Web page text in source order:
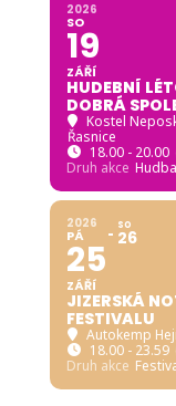
2026
SO
19
ZÁŘÍ
HUDEBNÍ
DOBRÁ
Kostel
Řasnice
18.00 - 20.00
Druh akce
2026
PÁ
25
ZÁŘÍ
SO
26
JIZERSKÁ
FESTIVALU
Autokemp
18.00 - 23.59
Druh akce